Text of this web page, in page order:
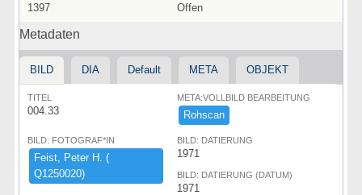
1397 Offen
Metadaten
BILD DIA Default META OBJEKT
TITEL
004.33
META:VOLLBILD BEARBEITUNG
Rohscan
BILD: FOTOGRAF*IN
Feist,​ ​Peter ​H.​ ​(​
Q1250020)​
BILD: DATIERUNG
1971
BILD: DATIERUNG (DATUM)
1971